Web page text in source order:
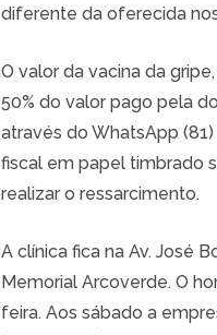
diferente da oferecida
O valor da vacina da
50% do valor pago pela
através do WhatsApp
fiscal em papel timbrado
realizar o ressarcimento.
A clínica fica na Av. José
Memorial Arcoverde. O
feira. Aos sábado a